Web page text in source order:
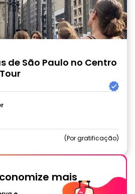
de São Paulo no Centro
Por gratificação
mais